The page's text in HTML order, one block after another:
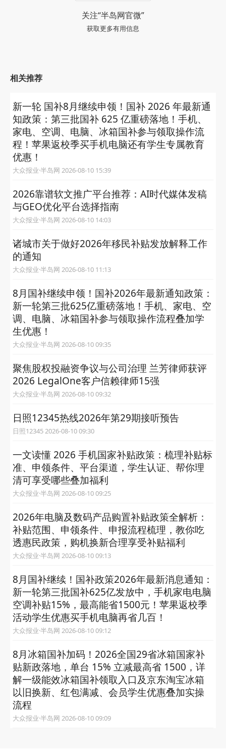
关注“半岛网官微”
获取更多有用信息
相关推荐
新一轮 国补8月继续申领！国补 2026 年最新通
知政策：第三批国补 625 亿重磅落地！手机、
家电、空调、电脑、冰箱国补参与领取操作流
程！苹果返校季买手机电脑还有学生专属教育
优惠！
大众报业·半岛网 2026-08-10 15:39
2026靠谱软文推广平台推荐：AI时代媒体发稿
与GEO优化平台选择指南
大众报业·半岛网 2026-08-10 14:03
诸城市关于做好2026年移民补贴发放解释工作
的通知
大众报业·半岛网 2026-08-10 11:13
8月国补继续申领！国补2026年最新通知政策：
新一轮第三批625亿重磅落地！手机、家电、空
调、电脑、冰箱国补参与领取操作流程叠加学
生优惠！
大众报业·半岛网 2026-08-10 09:35
聚焦股权投融资争议与公司治理 兰芳律师获评
2026 LegalOne客户信赖律师15强
大众报业·半岛网 2026-08-10 09:32
日照12345热线2026年第29期接听预告
日照12345 2026-08-10 09:30
一文读懂 2026 手机国家补贴政策：梳理补贴标
准、申领条件、平台渠道，学生认证、帮你理
清可享受哪些叠加福利
大众报业·半岛网 2026-08-10 09:25
2026年电脑及数码产品购置补贴政策全解析：
补贴范围、申领条件、申报流程梳理，教你吃
透惠民政策，购机换新合理享受补贴福利
大众报业·半岛网 2026-08-10 09:13
8月国补继续！国补政策2026年最新消息通知：
新一轮第三批国补625亿发放中，手机家电电脑
空调补贴15%，最高能省1500元！苹果返校季
活动学生优惠买手机电脑再省几百！
大众报业·半岛网 2026-08-10 09:12
8月冰箱国补加码！2026全国29省冰箱国家补
贴新政落地，单台 15% 立减最高省 1500，详
解一级能效冰箱国补领取入口及京东淘宝冰箱
以旧换新、红包满减、会员学生优惠叠加实操
流程
大众报业·半岛网 2026-08-10 09:09